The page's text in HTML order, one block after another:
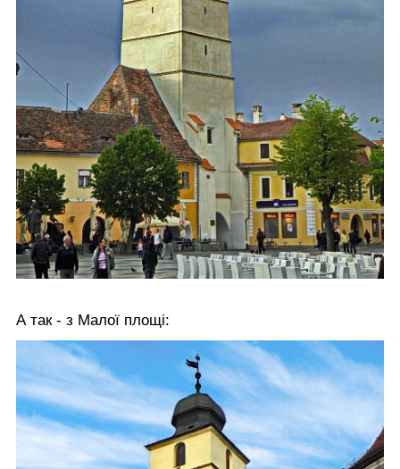
А так - з Малої площі: